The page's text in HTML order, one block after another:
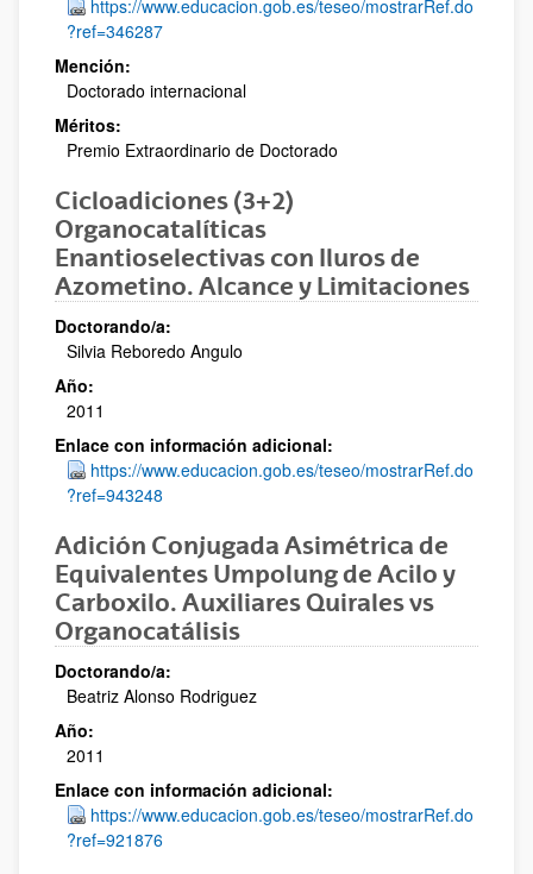
https://www.educacion.gob.es/teseo/mostrarRef.do
?ref=346287
Mención:
Doctorado internacional
Méritos:
Premio Extraordinario de Doctorado
Cicloadiciones (3+2)
Organocatalíticas
Enantioselectivas con Iluros de
Azometino. Alcance y Limitaciones
Doctorando/a:
Silvia Reboredo Angulo
Año:
2011
Enlace con información adicional:
https://www.educacion.gob.es/teseo/mostrarRef.do
?ref=943248
Adición Conjugada Asimétrica de
Equivalentes Umpolung de Acilo y
Carboxilo. Auxiliares Quirales vs
Organocatálisis
Doctorando/a:
Beatriz Alonso Rodriguez
Año:
2011
Enlace con información adicional:
https://www.educacion.gob.es/teseo/mostrarRef.do
?ref=921876